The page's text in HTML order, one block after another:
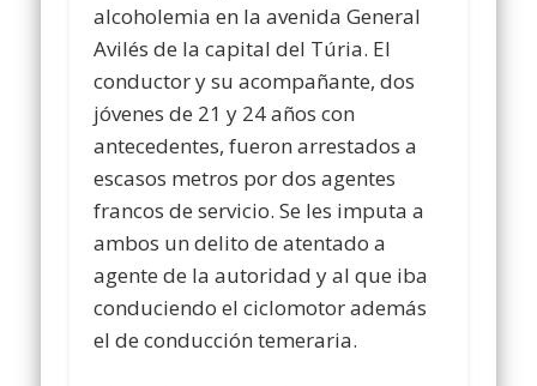
alcoholemia en la avenida General
Avilés de la capital del Túria. El
conductor y su acompañante, dos
jóvenes de 21 y 24 años con
antecedentes, fueron arrestados a
escasos metros por dos agentes
francos de servicio. Se les imputa a
ambos un delito de atentado a
agente de la autoridad y al que iba
conduciendo el ciclomotor además
el de conducción temeraria.